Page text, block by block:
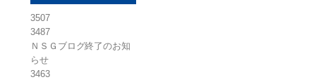
3507
3487
ＮＳＧブログ終了のお知
らせ
3463